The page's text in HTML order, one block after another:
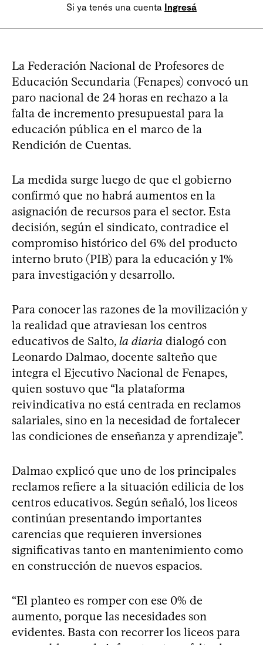
Si ya tenés una cuenta Ingresá
La Federación Nacional de Profesores de
Educación Secundaria (Fenapes) convocó un
paro nacional de 24 horas en rechazo a la
falta de incremento presupuestal para la
educación pública en el marco de la
Rendición de Cuentas.
La medida surge luego de que el gobierno
confirmó que no habrá aumentos en la
asignación de recursos para el sector. Esta
decisión, según el sindicato, contradice el
compromiso histórico del 6% del producto
interno bruto (PIB) para la educación y 1%
para investigación y desarrollo.
Para conocer las razones de la movilización y
la realidad que atraviesan los centros
educativos de Salto, la diaria dialogó con
Leonardo Dalmao, docente salteño que
integra el Ejecutivo Nacional de Fenapes,
quien sostuvo que “la plataforma
reivindicativa no está centrada en reclamos
salariales, sino en la necesidad de fortalecer
las condiciones de enseñanza y aprendizaje”.
Dalmao explicó que uno de los principales
reclamos refiere a la situación edilicia de los
centros educativos. Según señaló, los liceos
continúan presentando importantes
carencias que requieren inversiones
significativas tanto en mantenimiento como
en construcción de nuevos espacios.
“El planteo es romper con ese 0% de
aumento, porque las necesidades son
evidentes. Basta con recorrer los liceos para